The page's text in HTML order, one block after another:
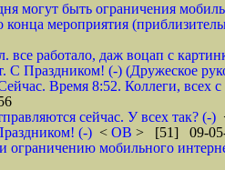
могут быть ограничения
мероприятия
все работало, даж воцап с
С Праздником! (-) (Дружеское
Время 8:52. Коллеги,
сейчас. У всех так? (-)
(-) < ОВ > [51] 09-05-
ограничению мобильного